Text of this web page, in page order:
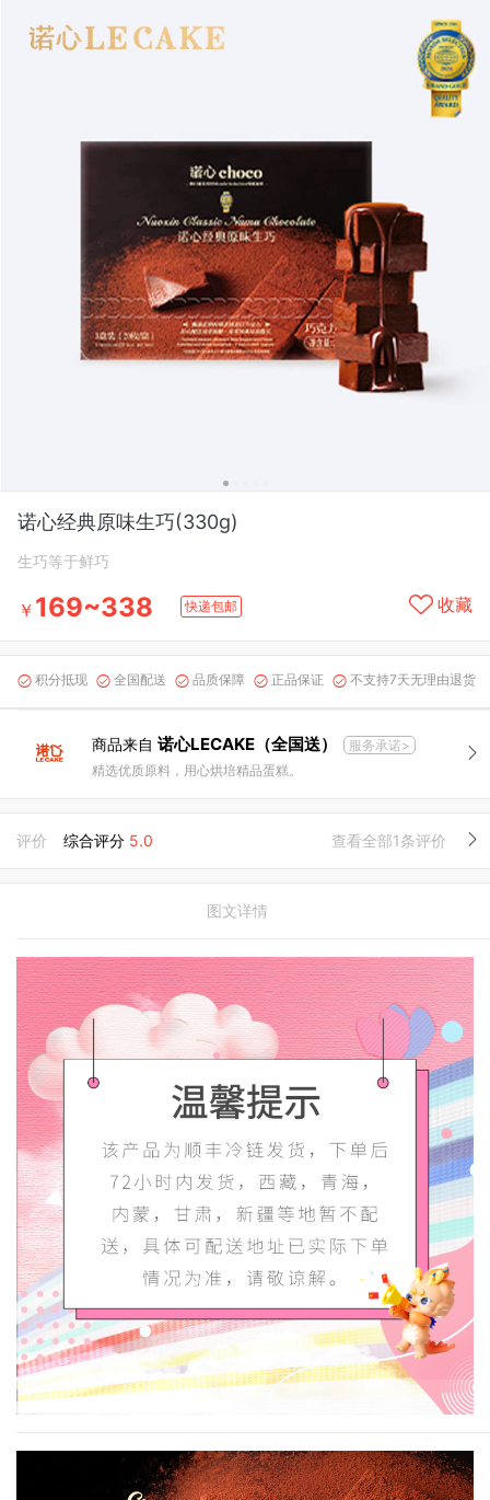
诺心经典原味生巧(330g)
生巧等于鲜巧
￥ 169~338 快递包邮 收藏
 积分抵现  全国配送  品质保障  正品保证  不支持7天无理由退货
商品来自 诺心LECAKE（全国送）
服务承诺>
精选优质原料，用心烘培精品蛋糕。
评价 综合评分 5.0 查看全部1条评价
图文详情